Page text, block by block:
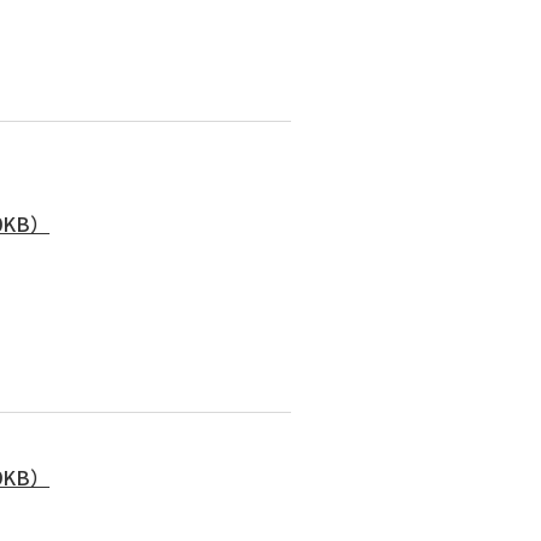
）
）